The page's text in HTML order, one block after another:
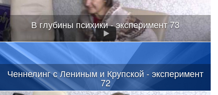
В глубины психики - эксперимент 73
Ченнелинг с Лениным и Крупской - эксперимент
72